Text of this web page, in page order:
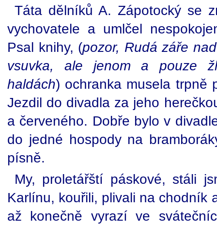
Táta dělníků A. Zápotocký se
vychovatele a umlčel
Psal knihy, (pozor, Rudá záře
vsuvka, ale jenom a pouze
haldách) ochranka musela trpně
Jezdil do divadla za jeho
a červeného. Dobře bylo v
do jedné hospody na
písně.
My, proletářští páskové, stáli
Karlínu, kouřili, plivali na chodník
až konečně vyrazí ve